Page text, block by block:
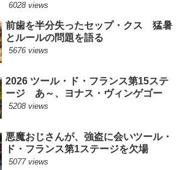
6028 views
前歯を半分失ったセップ・クス 猛暑
とルールの問題を語る
5676 views
2026 ツール・ド・フランス第15ステ
ージ あ～、ヨナス・ヴィンゲゴー
5208 views
悪魔おじさんが、強盗に会いツール・
ド・フランス第1ステージを欠場
5077 views